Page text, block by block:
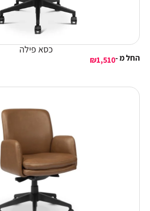
כסא פילה
החל מ - ₪1,510